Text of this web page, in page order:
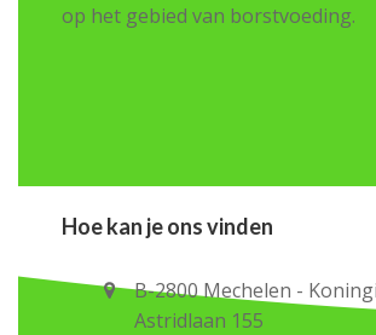
op het gebied van borstvoeding.
Hoe kan je ons vinden
B-2800 Mechelen -
Astridlaan 155